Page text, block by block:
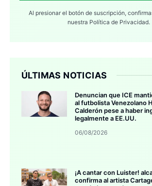
Al presionar el botón de suscripción,
nuestra Política de Privacidad.
ÚLTIMAS NOTICIAS
Denuncian que ICE
al futbolista Venezolano
Calderón pese a haber
legalmente a EE.UU.
06/08/2026
¡A cantar con Luister!
confirma al artista